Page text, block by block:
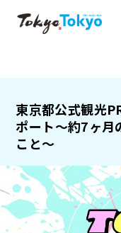
東京都公式観光
ポート〜約7ヶ月
こと〜